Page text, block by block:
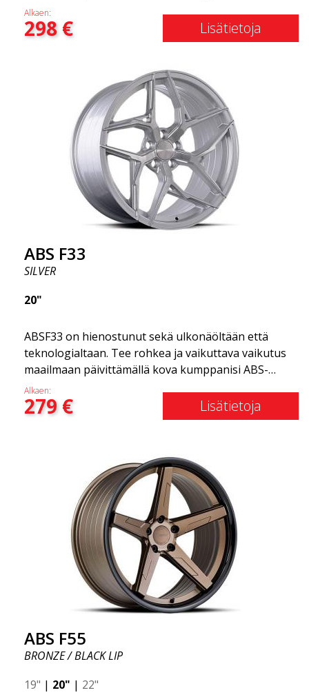
vanteilla, jotka yhdistävät erehtymättömän
eleganssin ja vakavan asenteen. Nämä
edistykselliset vanteet ovat juuri sitä, mitä tarvitset
maksimoimiseksi. Miksi ajaisit rumilla vanteilla
autossasi? Hyödynnä tilaisuus hankkia rajoitetun
erän ABS F33 -vanteet.
Alkaen:
298€ Lisätietoja
ABS F33
SILVER
20"
ABSF33 on hienostunut sekä ulkonäöltään että
teknologialtaan. Tee rohkea ja vaikuttava vaikutus
maailmaan päivittämällä kova kumppanisi ABS-
vanteilla, jotka yhdistävät erehtymättömän
eleganssin ja vakavan asenteen. Nämä
edistykselliset vanteet ovat juuri sitä, mitä tarvitset
autossasi? Hyödynnä tilaisuus hankkia rajoitetun
erän ABS F33 -vanteet.
Alkaen:
279€ Lisätietoja
ABS F55
BRONZE / BLACK LIP
19" | 20" | 22"